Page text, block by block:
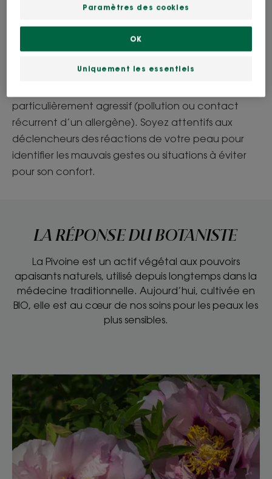
chimique ou non adapté à la sensibilité de la peau,
elle déclenche aussitôt une réaction.
génétique ou hormonale, ou s’expliquer
particulièrement agressif (pollution ou contact
récurrent d’un allergène). Soyez attentifs aux
déclencheurs des réactions de votre peau pour
identifier les mauvais gestes ou situations à éviter
pour son confort.
LA RÉPONSE DU BOTANISTE
La Pivoine est un actif végétal aux pouvoirs
apaisants naturels, utilisé depuis longtemps dans la
médecine traditionnelle. Aujourd’hui, cultivée en
BIO, elle est au cœur de nos soins pour les peaux les
plus sensibles.
Paramètres des cookies
Uniquement les essentiels
OK